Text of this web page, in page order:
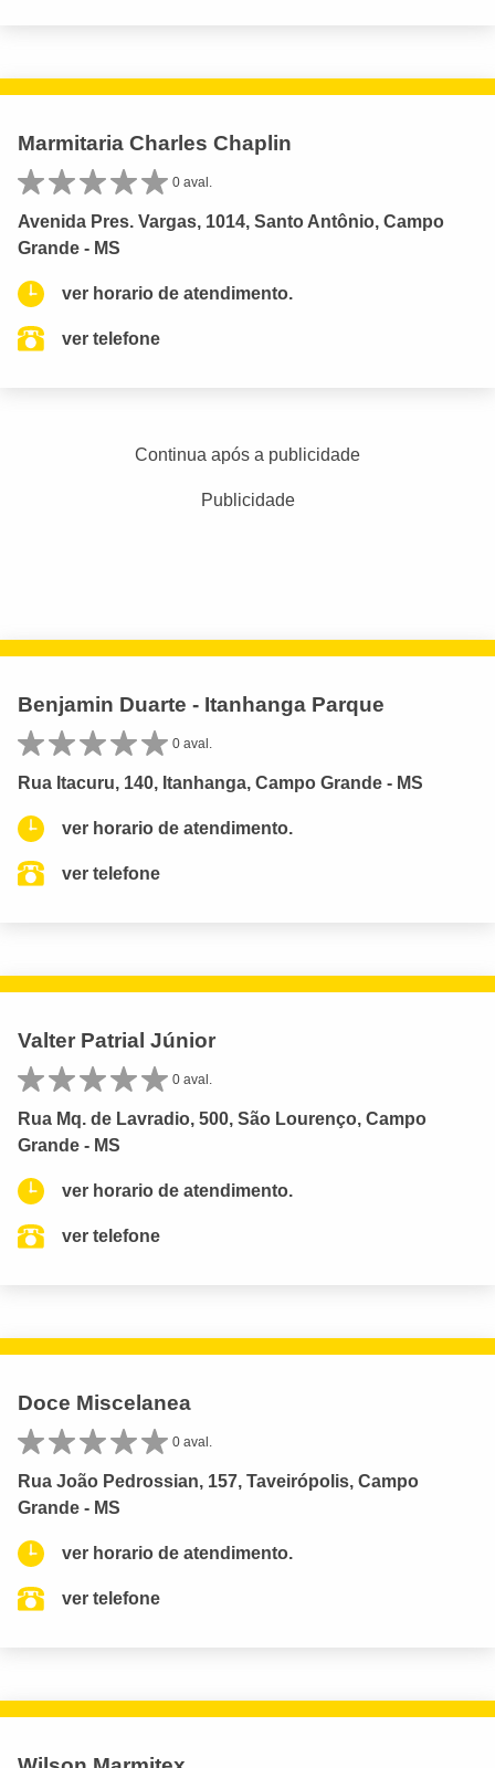
Marmitaria Charles Chaplin
0 aval.
Avenida Pres. Vargas, 1014, Santo Antônio, Campo
Grande - MS
ver horario de atendimento.
ver telefone
Continua após a publicidade
Publicidade
Benjamin Duarte - Itanhanga Parque
0 aval.
Rua Itacuru, 140, Itanhanga, Campo Grande - MS
ver horario de atendimento.
ver telefone
Valter Patrial Júnior
0 aval.
Rua Mq. de Lavradio, 500, São Lourenço, Campo
Grande - MS
ver horario de atendimento.
ver telefone
Doce Miscelanea
0 aval.
Rua João Pedrossian, 157, Taveirópolis, Campo
Grande - MS
ver horario de atendimento.
ver telefone